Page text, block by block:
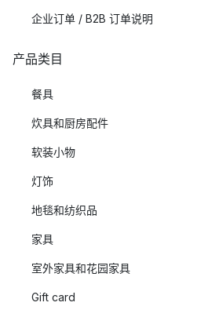
企业订单 / B2B 订单说明
产品类目
餐具
炊具和厨房配件
软装小物
灯饰
地毯和纺织品
家具
室外家具和花园家具
Gift card